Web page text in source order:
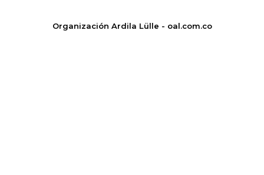
Organización Ardila Lülle - oal.com.co